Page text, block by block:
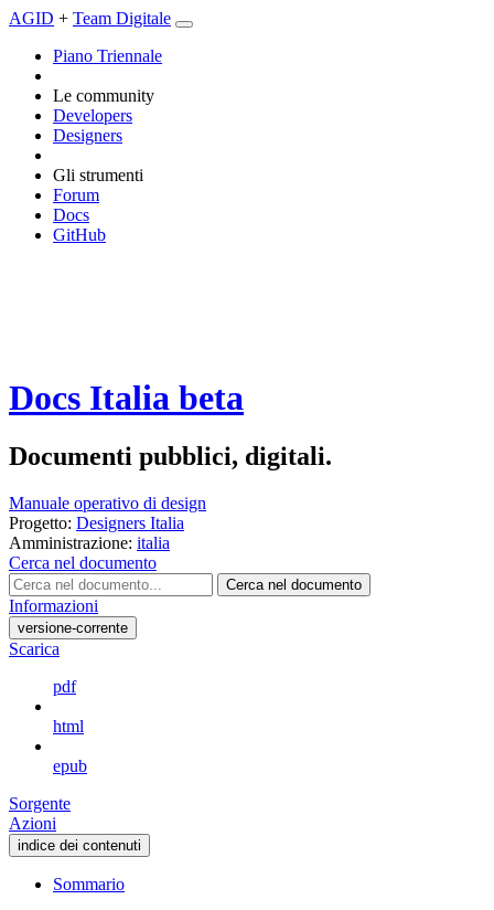
AGID + Team Digitale
Piano Triennale
Le community
Developers
Designers
Gli strumenti
Forum
Docs
GitHub
Docs Italia beta
Documenti pubblici, digitali.
Manuale operativo di design
Progetto: Designers Italia
Amministrazione: italia
Cerca nel documento
Cerca nel documento
Informazioni
versione-corrente
Scarica
pdf
html
epub
Sorgente
Azioni
indice dei contenuti
Sommario